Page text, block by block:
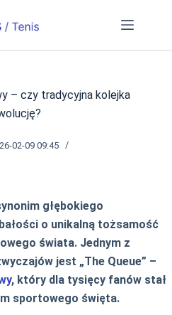
– czy tradycyjna kolejka
02-09 09:45
głębokiego
o unikalną tożsamość
świata. Jednym z
jest „The Queue” –
, który dla tysięcy fanów stał
sportowego święta.